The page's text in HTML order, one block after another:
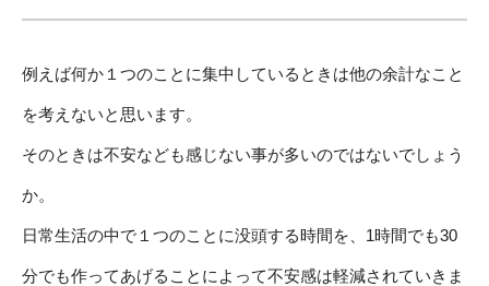
例えば何か１つのことに集中しているときは他の余計なこと
を考えないと思います。
そのときは不安なども感じない事が多いのではないでしょう
か。
日常生活の中で１つのことに没頭する時間を、1時間でも30
分でも作ってあげることによって不安感は軽減されていきま